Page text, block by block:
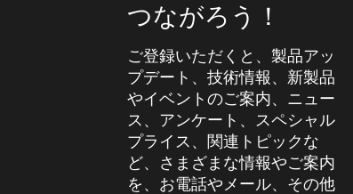
つながろう！
ご登録いただくと、製品アッ
プデート、技術情報、新製品
やイベントのご案内、ニュー
ス、アンケート、スペシャル
プライス、関連トピックな
ど、さまざまな情報やご案内
を、お電話やメール、その他